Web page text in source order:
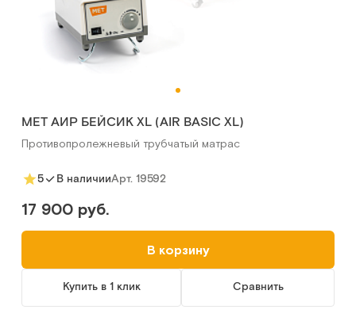
MET АИР БЕЙСИК XL (AIR BASIC XL)
Противопролежневый трубчатый матрас
5 В наличииАрт. 19592
17 900 руб.
В корзину
Купить в 1 клик Сравнить